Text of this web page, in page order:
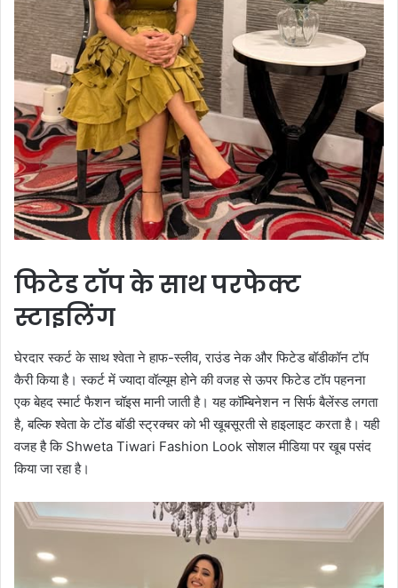
फिटेड टॉप के साथ परफेक्ट
स्टाइलिंग
घेरदार स्कर्ट के साथ श्वेता ने हाफ-स्लीव, राउंड नेक और फिटेड बॉडीकॉन टॉप
कैरी किया है। स्कर्ट में ज्यादा वॉल्यूम होने की वजह से ऊपर फिटेड टॉप पहनना
एक बेहद स्मार्ट फैशन चॉइस मानी जाती है। यह कॉम्बिनेशन न सिर्फ बैलेंस्ड लगता
है, बल्कि श्वेता के टोंड बॉडी स्ट्रक्चर को भी खूबसूरती से हाइलाइट करता है। यही
वजह है कि Shweta Tiwari Fashion Look सोशल मीडिया पर खूब पसंद
किया जा रहा है।